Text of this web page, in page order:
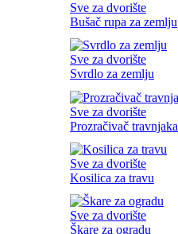
Sve za dvorište
Bušač rupa za zemlju
Sve za dvorište
Svrdlo za zemlju
Sve za dvorište
Prozračivač travnjaka
Sve za dvorište
Kosilica za travu
Sve za dvorište
Škare za ogradu